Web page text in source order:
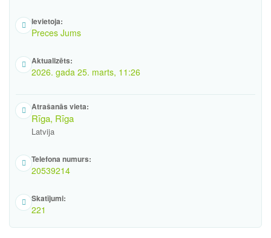
Ievietoja:
Preces Jums
Aktualizēts:
2026. gada 25. marts, 11:26
Atrašanās vieta:
Rīga, Rīga
Latvija
Telefona numurs:
20539214
Skatījumi:
221